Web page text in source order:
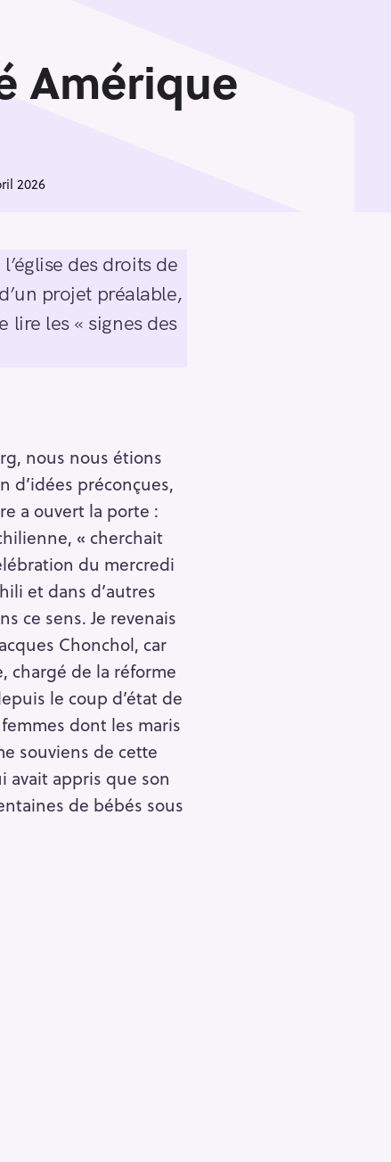
Amérique
2026
des droits de
projet préalable,
lire les « signes des
nous nous étions
d’idées préconçues,
a ouvert la porte :
« cherchait
du mercredi
et dans d’autres
ce sens. Je revenais
Chonchol, car
chargé de la réforme
le coup d’état de
dont les maris
souviens de cette
avait appris que son
de bébés sous